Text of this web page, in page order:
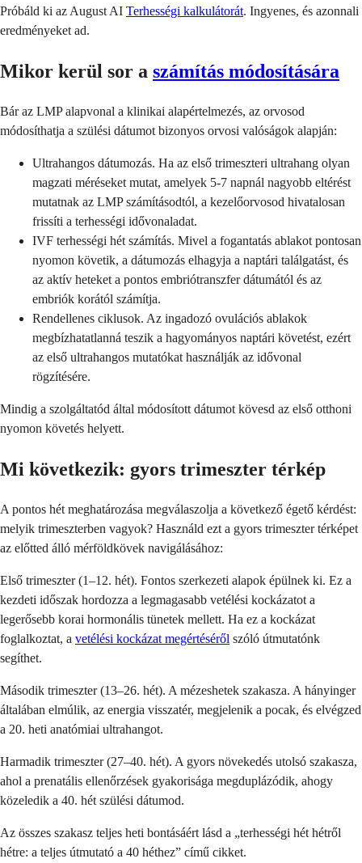
Próbáld ki az August AI Terhességi kalkulátorát. Ingyenes, és azonnali
eredményeket ad.
Mikor kerül sor a számítás módosítására
Bár az LMP alapvonal a klinikai alapértelmezés, az orvosod
módosíthatja a szülési dátumot bizonyos orvosi valóságok alapján:
Ultrahangos dátumozás. Ha az első trimeszteri ultrahang olyan
magzati méréseket mutat, amelyek 5-7 napnál nagyobb eltérést
mutatnak az LMP számításodtól, a kezelőorvosod hivatalosan
frissíti a terhességi idővonaladat.
IVF terhességi hét számítás. Mivel a fogantatás ablakot pontosan
nyomon követik, a dátumozás elhagyja a naptári találgatást, és
az aktív heteket a pontos embriótranszfer dátumától és az
embriók korától számítja.
Rendellenes ciklusok. Az ingadozó ovulációs ablakok
megbízhatatlanná teszik a hagyományos naptári követést, ezért
az első ultrahangos mutatókat használják az idővonal
rögzítésére.
Mindig a szolgáltatód által módosított dátumot kövesd az első otthoni
nyomon követés helyett.
Mi következik: gyors trimeszter térkép
A pontos hét meghatározása megválaszolja a következő égető kérdést:
melyik trimeszterben vagyok? Használd ezt a gyors trimeszter térképet
az előtted álló mérföldkövek navigálásához:
Első trimeszter (1–12. hét). Fontos szerkezeti alapok épülnek ki. Ez a
kezdeti időszak hordozza a legmagasabb vetélési kockázatot a
legerősebb korai hormonális tünetek mellett. Ha ez a kockázat
foglalkoztat, a vetélési kockázat megértéséről szóló útmutatónk
segíthet.
Második trimeszter (13–26. hét). A mézeshetek szakasza. A hányinger
általában elmúlik, az energia visszatér, megjelenik a pocak, és elvégzed
a 20. heti anatómiai ultrahangot.
Harmadik trimeszter (27–40. hét). A gyors növekedés utolsó szakasza,
ahol a prenatális ellenőrzések gyakorisága megduplázódik, ahogy
közeledik a 40. hét szülési dátumod.
Az összes szakasz teljes heti bontásáért lásd a „terhességi hét hétről
hétre: a teljes útmutató a 40 héthez” című cikket.